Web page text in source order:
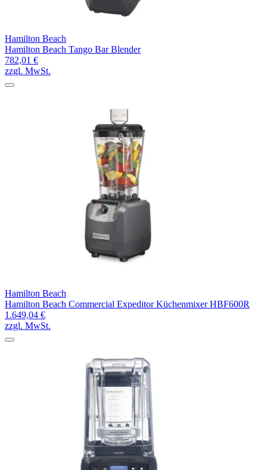
Hamilton Beach
Hamilton Beach Tango Bar Blender
782,01 €
zzgl. MwSt.
Hamilton Beach
Hamilton Beach Commercial Expeditor Küchenmixer HBF600R
1.649,04 €
zzgl. MwSt.